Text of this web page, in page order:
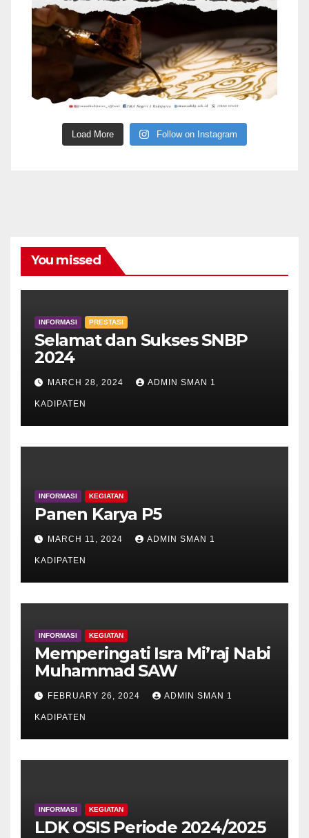
Load More Follow on Instagram
You missed
INFORMASI PRESTASI
Selamat dan Sukses SNBP
2024
MARCH 28, 2024 ADMIN SMAN 1
KADIPATEN
INFORMASI KEGIATAN
Panen Karya P5
MARCH 11, 2024 ADMIN SMAN 1
KADIPATEN
INFORMASI KEGIATAN
Memperingati Isra Mi’raj Nabi
Muhammad SAW
FEBRUARY 26, 2024 ADMIN SMAN 1
KADIPATEN
INFORMASI KEGIATAN
LDK OSIS Periode 2024/2025